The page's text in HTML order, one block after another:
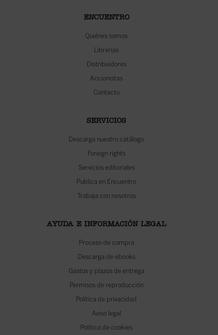
ENCUENTRO
Quiénes somos
Librerías
Distribuidores
Accionistas
Contacto
SERVICIOS
Descarga nuestro catálogo
Foreign rights
Servicios editoriales
Publica en Encuentro
Trabaja con nosotros
AYUDA E INFORMACIÓN LEGAL
Proceso de compra
Descarga de ebooks
Gastos y plazos de entrega
Permisos de reproducción
Política de privacidad
Aviso legal
Política de cookies